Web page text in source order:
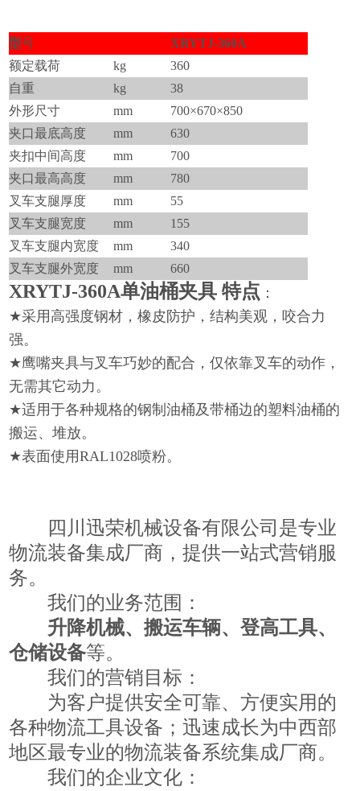
型号
XRYTJ-360A
额定载荷
kg
360
自重
kg
38
外形尺寸
mm
700×670×850
夹口最底高度 mm
630
夹扣中间高度
mm
700
夹口最高高度 mm
780
叉车支腿厚度
mm
55
叉车支腿宽度
mm
155
叉车支腿内宽度
mm
340
叉车支腿外宽度
mm 660
XRYTJ-360A单油桶夹具 特点 ：
★采用 高强度钢材，橡皮防护，结构美观，咬合力
强。
★鹰嘴夹具与叉车巧妙的配合，仅依靠叉车的动作，
无需其它动力。
★适用于各种规格的钢制油桶及带桶边的塑料油桶的
搬运、堆放。
★表面使用RAL1028喷粉。
四川迅荣机械设备有限公司 是专业
物流装备集成厂商，提供一站式营销服
务。
我们的业务范围：
升降机械、搬运车辆、登高工具、
仓储设备等。
我们的营销目标：
为客户提供安全可靠、方便实用的
各种物流工具设备；迅速成长为中西部
地区最专业的物流装备系统集成厂商。
我们的企业文化：